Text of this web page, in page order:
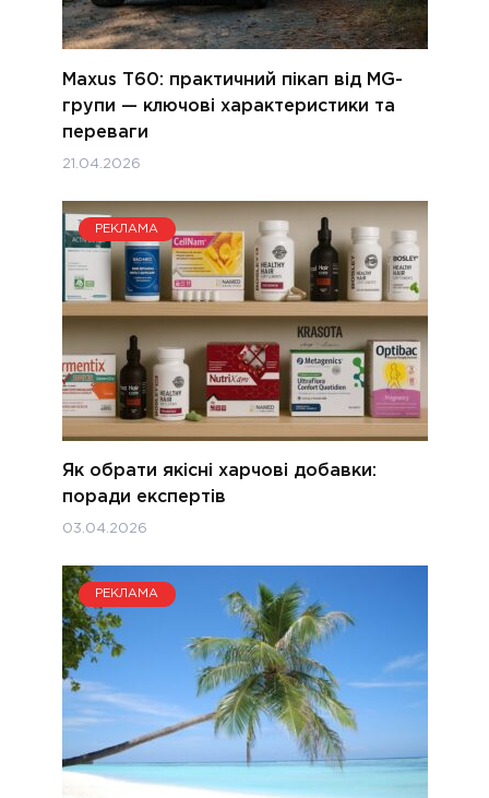
Maxus T60: практичний пікап від MG-
групи — ключові характеристики та
переваги
21.04.2026
РЕКЛАМА
Як обрати якісні харчові добавки:
поради експертів
03.04.2026
РЕКЛАМА